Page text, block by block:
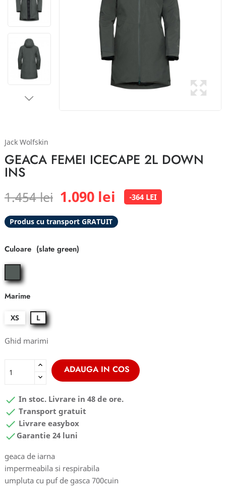
Jack Wolfskin
GEACA FEMEI ICECAPE 2L DOWN
INS
1.454 lei 1.090 lei -364 LEI
Produs cu transport GRATUIT
Culoare
slate
green
Marime
XS L
Ghid marimi
ADAUGA IN COS
 In stoc. Livrare in 48 de ore.
 Transport gratuit
 Livrare easybox
 Garantie 24 luni
geaca de iarna
impermeabila si respirabila
umpluta cu puf de gasca 700cuin